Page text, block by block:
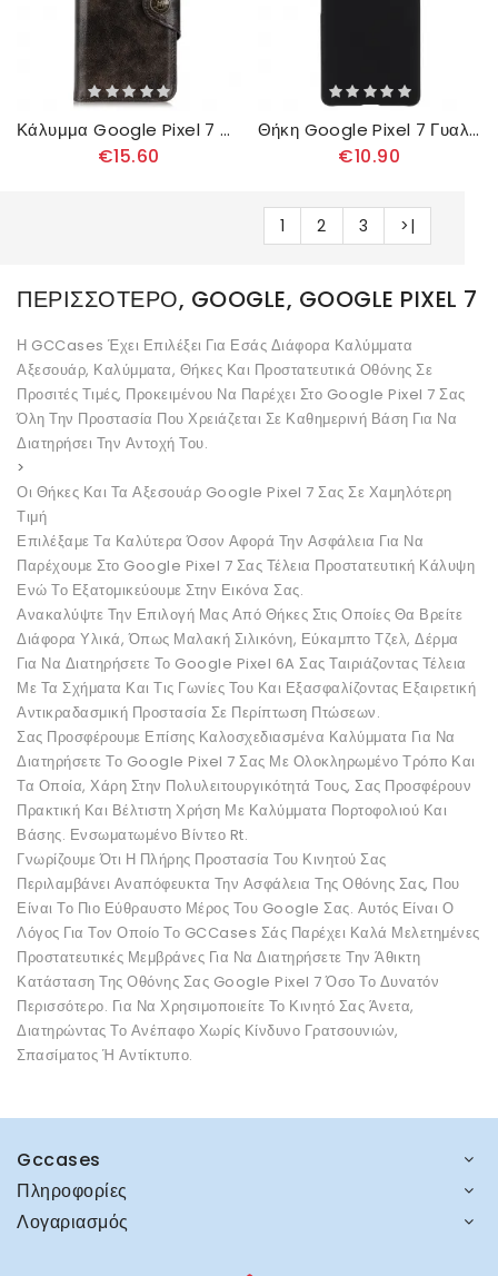
Κάλυμμα Google Pixel 7 Κουμπί Ψεύτικο Λουστρίνι Khazneh
€15.60
Θήκη Google Pixel 7 Γυαλιστερό Φινίρισμα Από Καουτσούκ
€10.90
1 2 3 >|
ΠΕΡΙΣΣΌΤΕΡΟ, GOOGLE, GOOGLE PIXEL 7
Η GCCases Έχει Επιλέξει Για Εσάς Διάφορα Καλύμματα
Αξεσουάρ, Καλύμματα, Θήκες Και Προστατευτικά Οθόνης Σε
Προσιτές Τιμές, Προκειμένου Να Παρέχει Στο Google Pixel 7 Σας
Όλη Την Προστασία Που Χρειάζεται Σε Καθημερινή Βάση Για Να
Διατηρήσει Την Αντοχή Του.
>
Οι Θήκες Και Τα Αξεσουάρ Google Pixel 7 Σας Σε Χαμηλότερη
Τιμή
Επιλέξαμε Τα Καλύτερα Όσον Αφορά Την Ασφάλεια Για Να
Παρέχουμε Στο Google Pixel 7 Σας Τέλεια Προστατευτική Κάλυψη
Ενώ Το Εξατομικεύουμε Στην Εικόνα Σας.
Ανακαλύψτε Την Επιλογή Μας Από Θήκες Στις Οποίες Θα Βρείτε
Διάφορα Υλικά, Όπως Μαλακή Σιλικόνη, Εύκαμπτο Τζελ, Δέρμα
Για Να Διατηρήσετε Το Google Pixel 6A Σας Ταιριάζοντας Τέλεια
Με Τα Σχήματα Και Τις Γωνίες Του Και Εξασφαλίζοντας Εξαιρετική
Αντικραδασμική Προστασία Σε Περίπτωση Πτώσεων.
Σας Προσφέρουμε Επίσης Καλοσχεδιασμένα Καλύμματα Για Να
Διατηρήσετε Το Google Pixel 7 Σας Με Ολοκληρωμένο Τρόπο Και
Τα Οποία, Χάρη Στην Πολυλειτουργικότητά Τους, Σας Προσφέρουν
Πρακτική Και Βέλτιστη Χρήση Με Καλύμματα Πορτοφολιού Και
Βάσης. Ενσωματωμένο Βίντεο Rt.
Γνωρίζουμε Ότι Η Πλήρης Προστασία Του Κινητού Σας
Περιλαμβάνει Αναπόφευκτα Την Ασφάλεια Της Οθόνης Σας, Που
Είναι Το Πιο Εύθραυστο Μέρος Του Google Σας. Αυτός Είναι Ο
Λόγος Για Τον Οποίο Το GCCases Σάς Παρέχει Καλά Μελετημένες
Προστατευτικές Μεμβράνες Για Να Διατηρήσετε Την Άθικτη
Κατάσταση Της Οθόνης Σας Google Pixel 7 Όσο Το Δυνατόν
Περισσότερο. Για Να Χρησιμοποιείτε Το Κινητό Σας Άνετα,
Διατηρώντας Το Ανέπαφο Χωρίς Κίνδυνο Γρατσουνιών,
Σπασίματος Ή Αντίκτυπο.
Gccases
Πληροφορίες
Λογαριασμός